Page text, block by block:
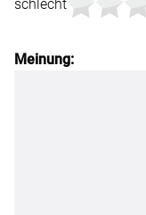
schlecht
Meinung: